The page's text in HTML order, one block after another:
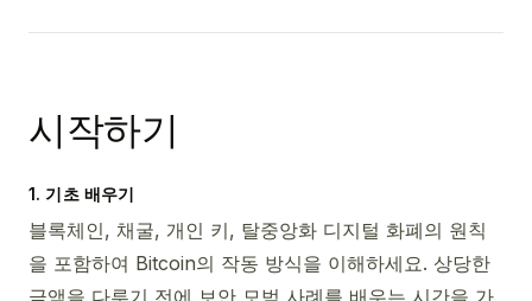
시작하기
1. 기초 배우기
블록체인, 채굴, 개인 키, 탈중앙화 디지털 화폐의 원칙
을 포함하여 Bitcoin의 작동 방식을 이해하세요. 상당한
금액을 다루기 전에 보안 모범 사례를 배우는 시간을 가